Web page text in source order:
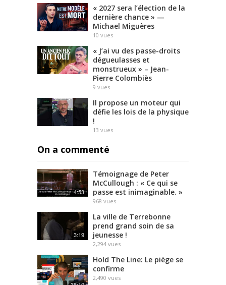
« 2027 sera l’élection de la
dernière chance » —
Michael Miguères
10 vues
« J’ai vu des passe-droits
dégueulasses et
monstrueux » – Jean-
Pierre Colombiès
9 vues
Il propose un moteur qui
défie les lois de la physique
!
13 vues
On a commenté
4:53
Témoignage de Peter
McCullough : « Ce qui se
passe est inimaginable. »
968 vues
3:19
La ville de Terrebonne
prend grand soin de sa
jeunesse !
2,294 vues
Hold The Line: Le piège se
confirme
2,490 vues